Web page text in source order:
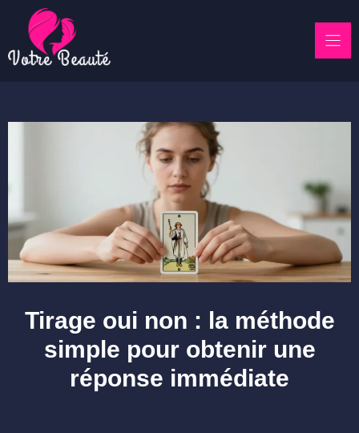
content
Tirage oui non : la méthode
simple pour obtenir une
réponse immédiate